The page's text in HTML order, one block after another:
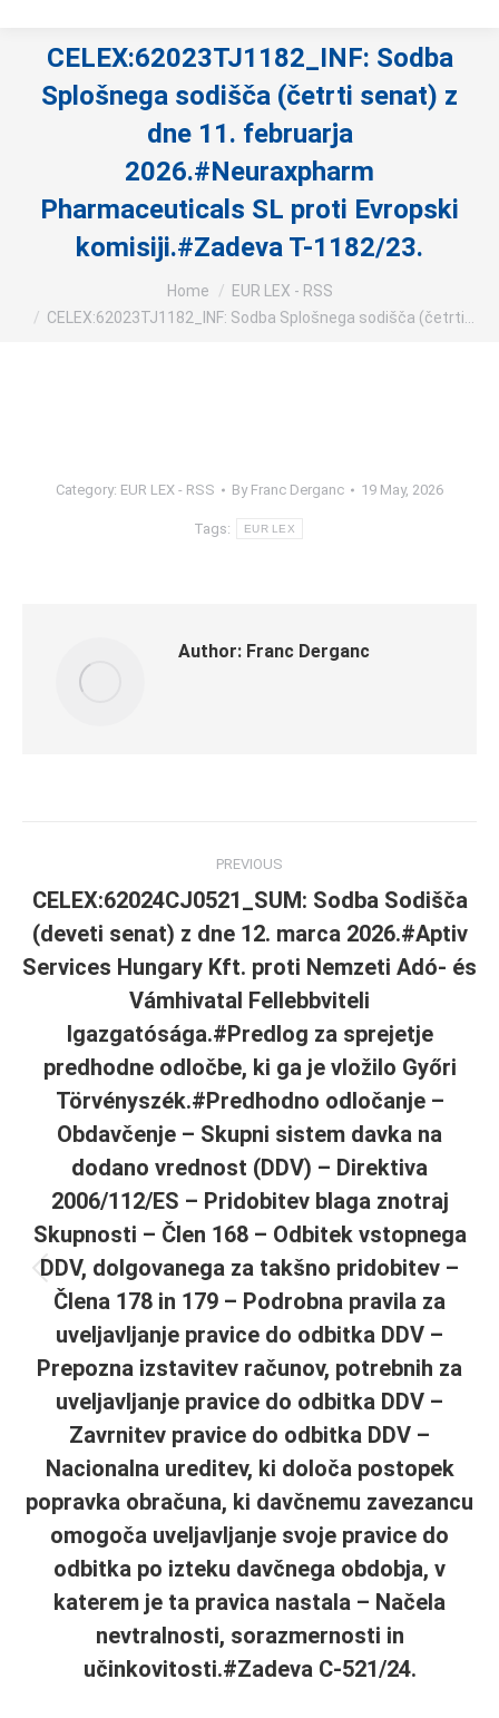
CELEX:62023TJ1182_INF: Sodba
Splošnega sodišča (četrti senat) z
dne 11. februarja
2026.#Neuraxpharm
Pharmaceuticals SL proti Evropski
komisiji.#Zadeva T-1182/23.
Home
EUR LEX - RSS
CELEX:62023TJ1182_INF: Sodba Splošnega sodišča (četrti…
Category: EUR LEX - RSS By Franc Derganc 19 May, 2026
Tags: EUR LEX
Author: Franc Derganc
navigation
PREVIOUS
Previous
post:
CELEX:62024CJ0521_SUM: Sodba Sodišča
(deveti senat) z dne 12. marca 2026.#Aptiv
Services Hungary Kft. proti Nemzeti Adó- és
Vámhivatal Fellebbviteli
Igazgatósága.#Predlog za sprejetje
predhodne odločbe, ki ga je vložilo Győri
Törvényszék.#Predhodno odločanje –
Obdavčenje – Skupni sistem davka na
dodano vrednost (DDV) – Direktiva
2006/112/ES – Pridobitev blaga znotraj
Skupnosti – Člen 168 – Odbitek vstopnega
DDV, dolgovanega za takšno pridobitev –
Člena 178 in 179 – Podrobna pravila za
uveljavljanje pravice do odbitka DDV –
Prepozna izstavitev računov, potrebnih za
uveljavljanje pravice do odbitka DDV –
Zavrnitev pravice do odbitka DDV –
Nacionalna ureditev, ki določa postopek
popravka obračuna, ki davčnemu zavezancu
omogoča uveljavljanje svoje pravice do
odbitka po izteku davčnega obdobja, v
katerem je ta pravica nastala – Načela
nevtralnosti, sorazmernosti in
učinkovitosti.#Zadeva C-521/24.